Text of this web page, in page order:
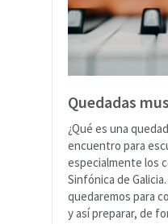
Quedadas
¿Qué es una
encuentro para
especialmente los
Sinfónica de
quedaremos para
y así preparar, de